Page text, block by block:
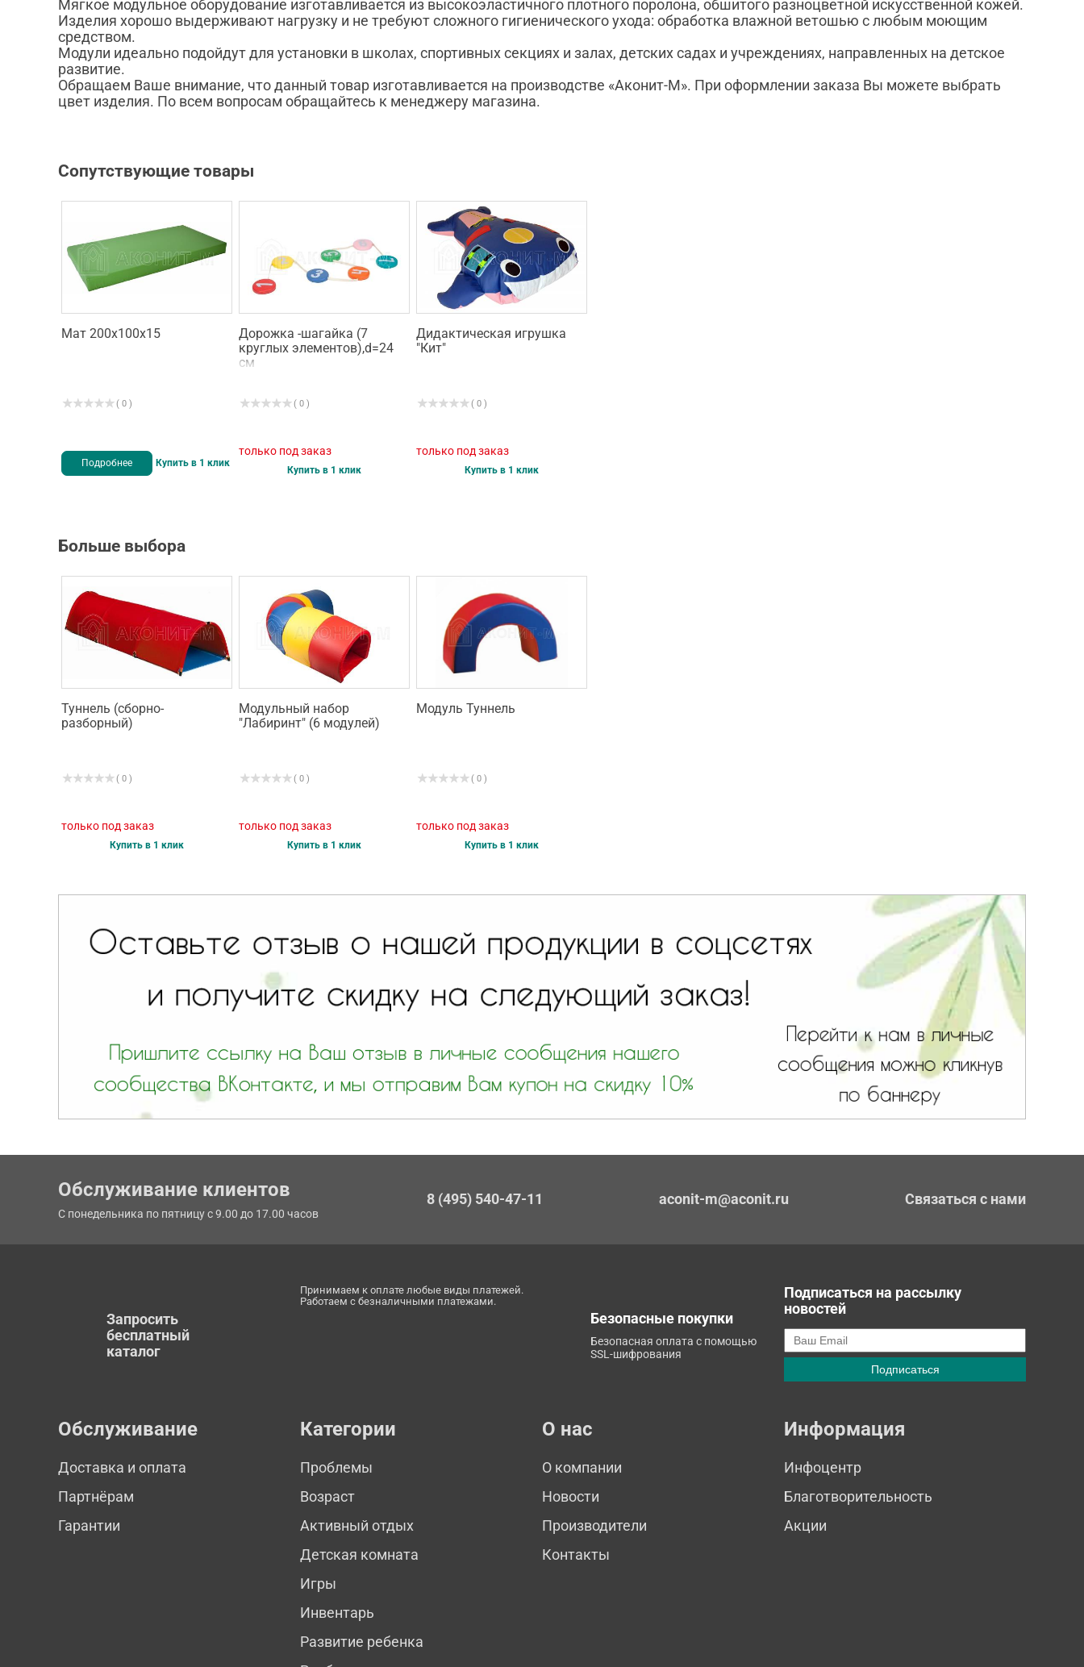
Мягкое модульное оборудование изготавливается из высокоэластичного плотного поролона, обшитого разноцветной искусственной кожей.
Изделия хорошо выдерживают нагрузку и не требуют сложного гигиенического ухода: обработка влажной ветошью с любым моющим
средством.
Модули идеально подойдут для установки в школах, спортивных секциях и залах, детских садах и учреждениях, направленных на детское
развитие.
Обращаем Ваше внимание, что данный товар изготавливается на производстве «Аконит-М». При оформлении заказа Вы можете выбрать
цвет изделия. По всем вопросам обращайтесь к менеджеру магазина.
Сопутствующие товары
Мат 200х100х15
( 0 )
Подробнее Купить в 1 клик
Дорожка -шагайка (7
круглых элементов),d=24
см
( 0 )
только под заказ
Купить в 1 клик
Дидактическая игрушка
"Кит"
( 0 )
только под заказ
Купить в 1 клик
Больше выбора
Туннель (сборно-
разборный)
( 0 )
только под заказ
Купить в 1 клик
Модульный набор
"Лабиринт" (6 модулей)
( 0 )
только под заказ
Купить в 1 клик
Модуль Туннель
( 0 )
только под заказ
Купить в 1 клик
Обслуживание клиентов
С понедельника по пятницу с 9.00 до 17.00 часов
8 (495) 540-47-11 aconit-m@aconit.ru Связаться с нами
Запросить
бесплатный
каталог
Принимаем к оплате любые виды платежей.
Работаем с безналичными платежами.
Безопасные покупки
Безопасная оплата с помощью
SSL-шифрования
Подписаться на рассылку
новостей
Обслуживание
Доставка и оплата
Партнёрам
Гарантии
Категории
Проблемы
Возраст
Активный отдых
Детская комната
Игры
Инвентарь
Развитие ребенка
О нас
О компании
Новости
Производители
Контакты
Информация
Инфоцентр
Благотворительность
Акции